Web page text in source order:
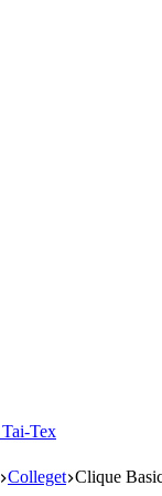
Colleget Clique